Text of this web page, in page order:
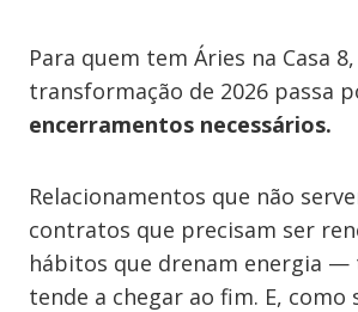
Para quem tem Áries na Casa
transformação de 2026 passa
encerramentos necessários.
Relacionamentos que não
contratos que precisam ser
hábitos que drenam energia —
tende a chegar ao fim. E, como